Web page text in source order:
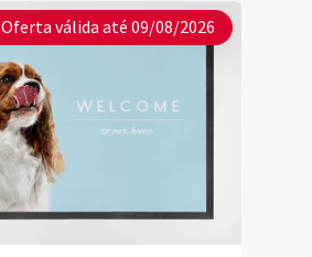
Oferta válida até 09/08/2026